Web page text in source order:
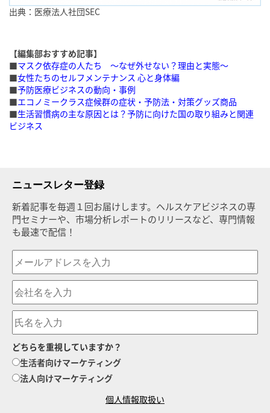
出典：医療法人社団SEC
【編集部おすすめ記事】
■マスク依存症の人たち 〜なぜ外せない？理由と実態〜
■女性たちのセルフメンテナンス 心と身体編
■予防医療ビジネスの動向・事例
■エコノミークラス症候群の症状・予防法・対策グッズ商品
■生活習慣病の主な原因とは？予防に向けた国の取り組みと関連
ビジネス
ニュースレター登録
新着記事を毎週１回お届けします。ヘルスケアビジネスの専
門セミナーや、市場分析レポートのリリースなど、専門情報
も最速で配信！
どちらを重視していますか？
生活者向けマーケティング
法人向けマーケティング
個人情報取扱い